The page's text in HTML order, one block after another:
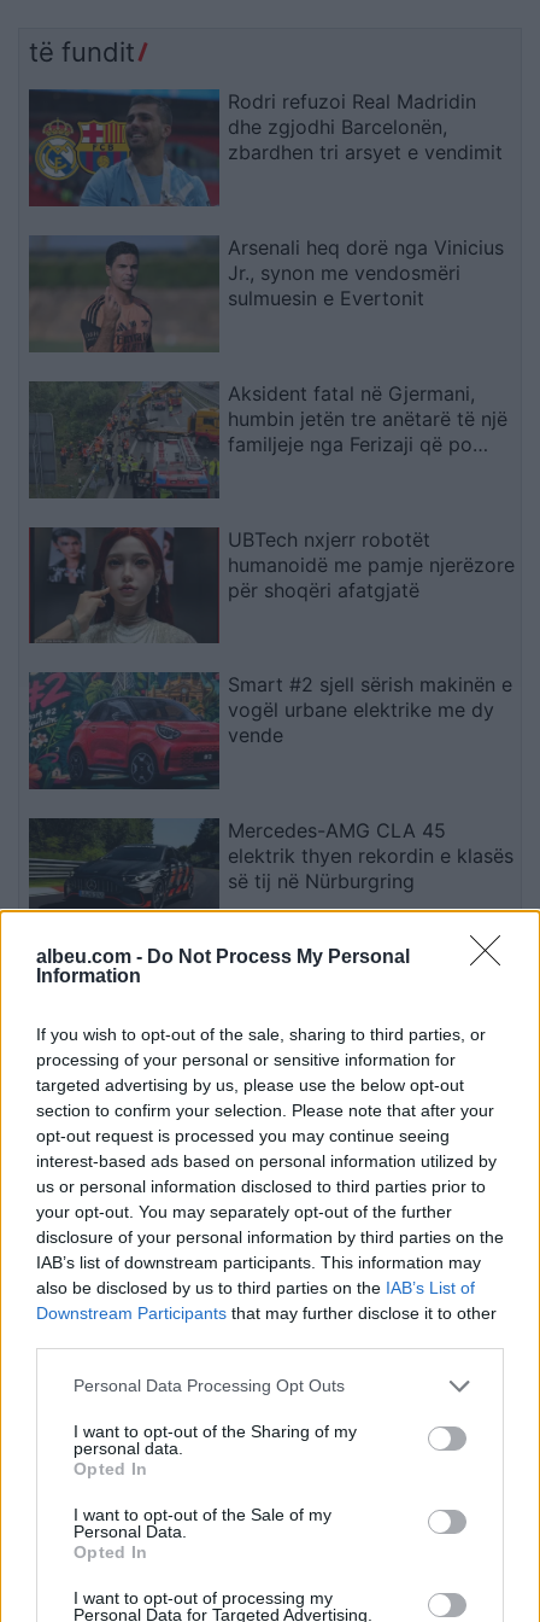
albeu.com - Do Not Process My Personal
Information
If you wish to opt-out of the sale, sharing to third parties, or
processing of your personal or sensitive information for
targeted advertising by us, please use the below opt-out
section to confirm your selection. Please note that after your
opt-out request is processed you may continue seeing
interest-based ads based on personal information utilized by
us or personal information disclosed to third parties prior to
your opt-out. You may separately opt-out of the further
disclosure of your personal information by third parties on the
IAB’s list of downstream participants. This information may
also be disclosed by us to third parties on the IAB’s List of
Downstream Participants that may further disclose it to other
Personal Data Processing Opt Outs
I want to opt-out of the Sharing of my
personal data.
Opted In
I want to opt-out of the Sale of my
Personal Data.
Opted In
I want to opt-out of processing my
Personal Data for Targeted Advertising.
të fundit
Rodri refuzoi Real Madridin
dhe zgjodhi Barcelonën,
zbardhen tri arsyet e vendimit
Arsenali heq dorë nga Vinicius
Jr., synon me vendosmëri
sulmuesin e Evertonit
Aksident fatal në Gjermani,
humbin jetën tre anëtarë të një
familjeje nga Ferizaji që po
UBTech nxjerr robotët
humanoidë me pamje njerëzore
për shoqëri afatgjatë
Smart #2 sjell sërish makinën e
vogël urbane elektrike me dy
vende
Mercedes-AMG CLA 45
elektrik thyen rekordin e klasës
së tij në Nürburgring
në motin hapësinor dhe Tokë
Esim for Global
Esim for USA | Esim for Italy Esim for Spain|Esim